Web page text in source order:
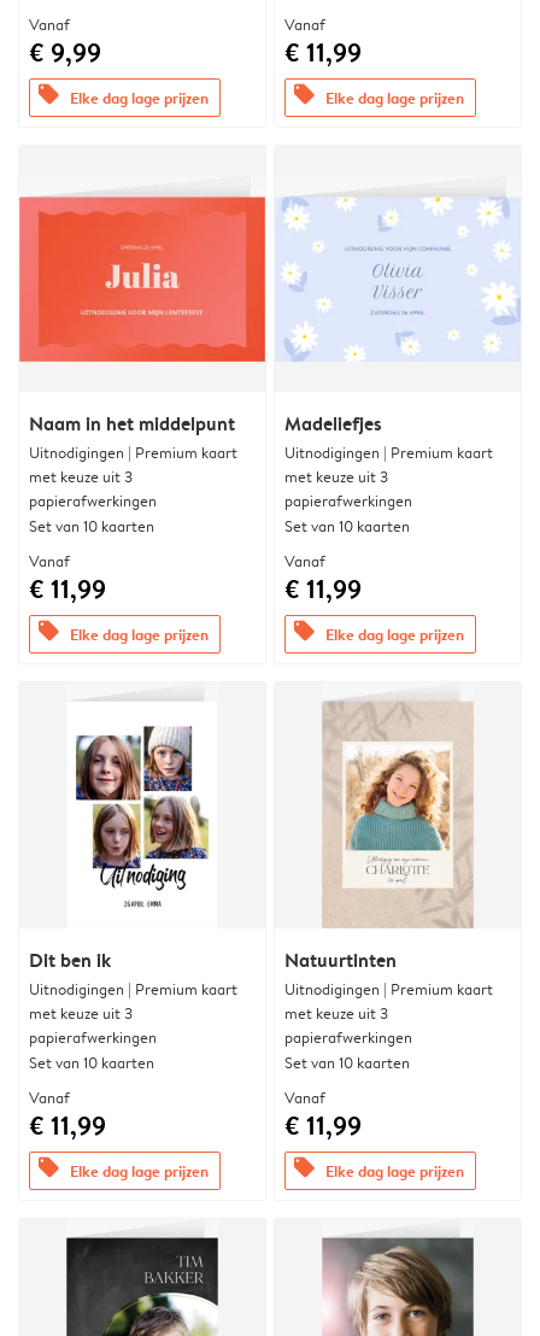
Vanaf
€ 9,99
offers Elke dag lage prijzen
Vanaf
€ 11,99
offers Elke dag lage prijzen
Naam in het middelpunt
Uitnodigingen | Premium kaart
met keuze uit 3
papierafwerkingen
Set van 10 kaarten
Vanaf
€ 11,99
offers Elke dag lage prijzen
Madeliefjes
Uitnodigingen | Premium kaart
met keuze uit 3
papierafwerkingen
Set van 10 kaarten
Vanaf
€ 11,99
offers Elke dag lage prijzen
Dit ben ik
Uitnodigingen | Premium kaart
met keuze uit 3
papierafwerkingen
Set van 10 kaarten
Vanaf
€ 11,99
offers Elke dag lage prijzen
Natuurtinten
Uitnodigingen | Premium kaart
met keuze uit 3
papierafwerkingen
Set van 10 kaarten
Vanaf
€ 11,99
offers Elke dag lage prijzen